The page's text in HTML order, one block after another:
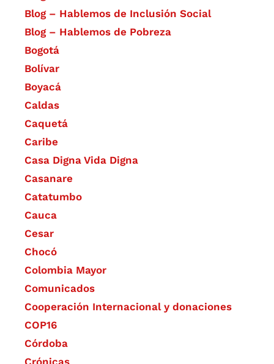
Blog – Hablemos de Inclusión Social
Blog – Hablemos de Pobreza
Bogotá
Bolívar
Boyacá
Caldas
Caquetá
Caribe
Casa Digna Vida Digna
Casanare
Catatumbo
Cauca
Cesar
Chocó
Colombia Mayor
Comunicados
Cooperación Internacional y donaciones
COP16
Córdoba
Crónicas